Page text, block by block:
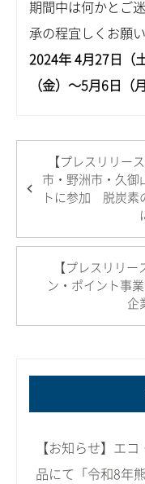
期間中は何かとご
承の程宜しくお願
2024年 4月27日（
（金）～5月6日（月
【プレスリリー
市・野洲市・久御
トに参加 脱炭素
【プレスリリ
ン・ポイント事
企
【お知らせ】エ
品にて「令和8年